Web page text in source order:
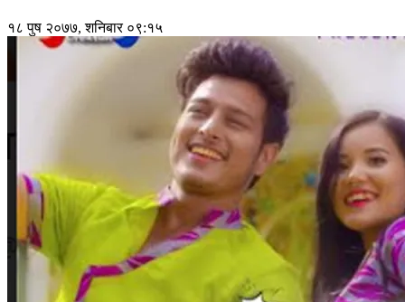
१८ पुष २०७७, शनिबार ०९:१५